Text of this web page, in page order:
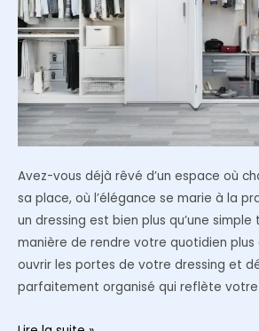
sommeil
?
Avez-vous déjà rêvé d’un espace où
sa place, où l’élégance se marie à la
un dressing est bien plus qu’une simple
manière de rendre votre quotidien plus
ouvrir les portes de votre dressing et
parfaitement organisé qui reflète votre